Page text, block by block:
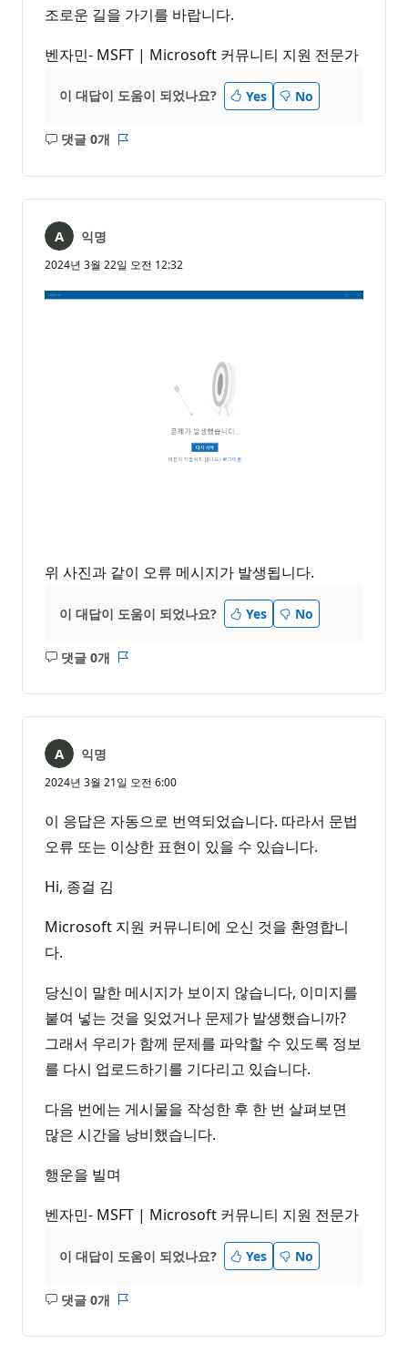
조로운 길을 가기를 바랍니다.
벤자민- MSFT | Microsoft 커뮤니티 지원 전문가
이 대답이 도움이 되었나요? Yes No
댓글 0개
설
음
익명
2024년 3월 22일 오전 12:32
위 사진과 같이 오류 메시지가 발생됩니다.
이 대답이 도움이 되었나요? Yes No
댓글 0개
설
음
익명
2024년 3월 21일 오전 6:00
이 응답은 자동으로 번역되었습니다. 따라서 문법
오류 또는 이상한 표현이 있을 수 있습니다.
Hi, 종걸 김
Microsoft 지원 커뮤니티에 오신 것을 환영합니
다.
당신이 말한 메시지가 보이지 않습니다, 이미지를
붙여 넣는 것을 잊었거나 문제가 발생했습니까?
그래서 우리가 함께 문제를 파악할 수 있도록 정보
를 다시 업로드하기를 기다리고 있습니다.
다음 번에는 게시물을 작성한 후 한 번 살펴보면
많은 시간을 낭비했습니다.
행운을 빌며
벤자민- MSFT | Microsoft 커뮤니티 지원 전문가
이 대답이 도움이 되었나요? Yes No
댓글 0개
설